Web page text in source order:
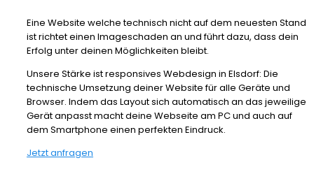
Eine Website welche technisch nicht auf dem neuesten Stand
ist richtet einen Imageschaden an und führt dazu, dass dein
Erfolg unter deinen Möglichkeiten bleibt.
Unsere Stärke ist responsives Webdesign in Elsdorf: Die
technische Umsetzung deiner Website für alle Geräte und
Browser. Indem das Layout sich automatisch an das jeweilige
Gerät anpasst macht deine Webseite am PC und auch auf
dem Smartphone einen perfekten Eindruck.
Jetzt anfragen